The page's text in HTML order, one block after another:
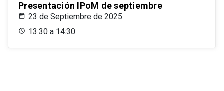
Presentación IPoM de septiembre
23 de Septiembre de 2025
13:30 a 14:30